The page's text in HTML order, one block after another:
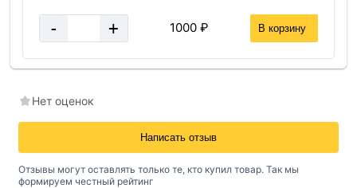
- + 1000 ₽ В корзину
Нет оценок
Написать отзыв
Отзывы могут оставлять только те, кто купил товар. Так мы
формируем честный рейтинг